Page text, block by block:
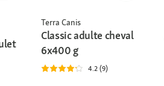
Terra Canis
Classic adulte cheval
6x400 g
4.2 (9)